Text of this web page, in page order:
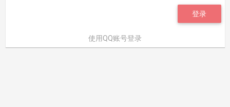
登录
使用QQ账号登录